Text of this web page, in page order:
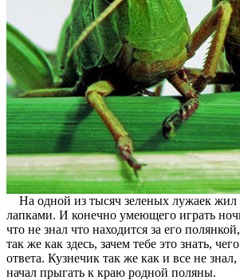
На одной из тысяч зеленых лужаек жил
лапками. И конечно умеющего играть
что не знал что находится за его
так же как здесь, зачем тебе это знать,
ответа. Кузнечик так же как и все не
начал прыгать к краю родной поляны.